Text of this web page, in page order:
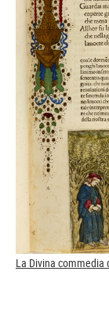
La Divina commedia